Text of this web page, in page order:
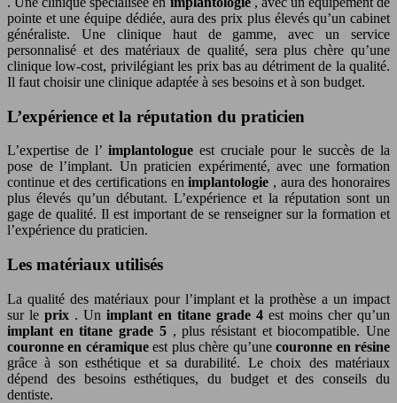
pointe et une équipe dédiée, aura des prix plus élevés qu’un cabinet
généraliste. Une clinique haut de gamme, avec un service
personnalisé et des matériaux de qualité, sera plus chère qu’une
clinique low-cost, privilégiant les prix bas au détriment de la qualité.
Il faut choisir une clinique adaptée à ses besoins et à son budget.
L’expérience et la réputation du praticien
L’expertise de l’ implantologue est cruciale pour le succès de la
pose de l’implant. Un praticien expérimenté, avec une formation
continue et des certifications enimplantologie , aura des honoraires
plus élevés qu’un débutant. L’expérience et la réputation sont un
gage de qualité. Il est important de se renseigner sur la formation et
l’expérience du praticien.
Les matériaux utilisés
La qualité des matériaux pour l’implant et la prothèse a un impact
sur le prix . Un implant en titane grade 4 est moins cher qu’un
implant en titane grade 5 , plus résistant et biocompatible. Une
couronne en céramiqueest plus chère qu’unecouronne en résine
grâce à son esthétique et sa durabilité. Le choix des matériaux
dépend des besoins esthétiques, du budget et des conseils du
dentiste.